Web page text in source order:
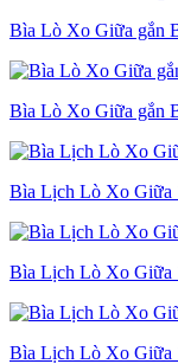
Bìa Lò Xo Giữa gắn
Bìa Lò Xo Giữa gắn
Bìa Lịch Lò Xo Giữa
Bìa Lịch Lò Xo Giữa
Bìa Lịch Lò Xo Giữa